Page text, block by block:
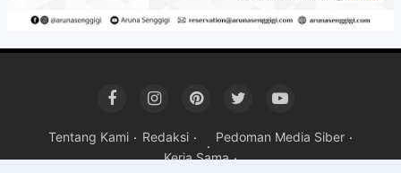
Tentang Kami Redaksi
Pedoman Media Siber
Kerja Sama